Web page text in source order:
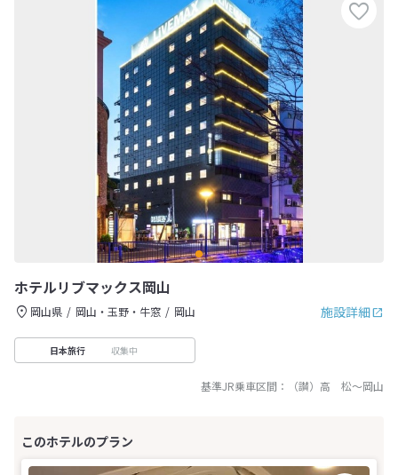
ホテルリブマックス岡山
施設詳細
岡山県 岡山・玉野・牛窓 岡山
日本旅行 収集中
基準JR乗車区間： （讃）高 松～岡山